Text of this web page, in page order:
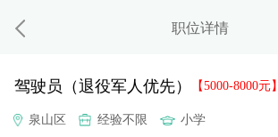
职位详情
驾驶员（退役军人优先） 【5000-8000元】
泉山区 经验不限 小学